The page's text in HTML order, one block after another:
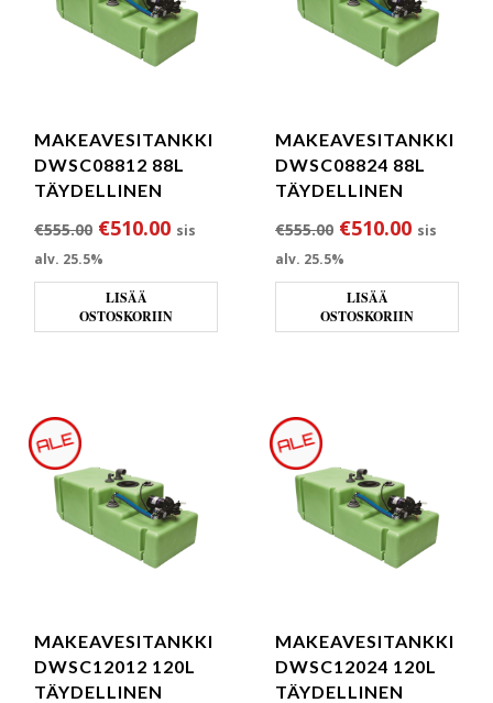
MAKEAVESITANKKI
DWSC08812 88L
TÄYDELLINEN
€555.00 Alkuperäinen hinta oli: €555.00.
€510.00Nykyinen hinta on: €510.00.
sis
alv. 25.5%
LISÄÄ
OSTOSKORIIN
MAKEAVESITANKKI
DWSC08824 88L
TÄYDELLINEN
€555.00 Alkuperäinen
€510.00 sis
alv. 25.5%
LISÄÄ
OSTOSKORIIN
MAKEAVESITANKKI
DWSC12012 120L
TÄYDELLINEN
MAKEAVESITANKKI
DWSC12024 120L
TÄYDELLINEN